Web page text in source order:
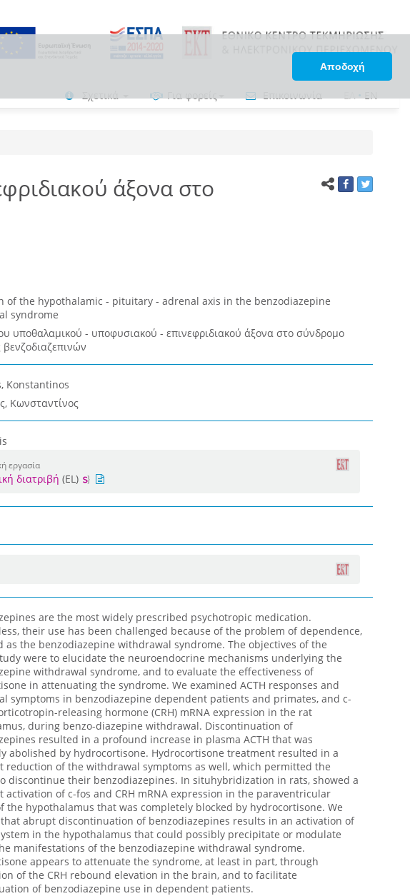
Αποδοχή
Σχετικά Για φορείς Επικοινωνία ΕΛ•EN
άξονα στο
of the hypothalamic - pituitary - adrenal axis in the benzodiazepine
syndrome
υποθαλαμικού - υποφυσιακού - επινεφριδιακού άξονα στο σύνδρομο
Konstantinos
Κωνσταντίνος
εργασία
διατριβή (EL)
are the most widely prescribed psychotropic medication.
their use has been challenged because of the problem of dependence,
as the benzodiazepine withdrawal syndrome. The objectives of the
were to elucidate the neuroendocrine mechanisms underlying the
withdrawal syndrome, and to evaluate the effectiveness of
in attenuating the syndrome. We examined ACTH responses and
symptoms in benzodiazepine dependent patients and primates, and c-
releasing hormone (CRH) mRNA expression in the rat
during benzo-diazepine withdrawal. Discontinuation of
resulted in a profound increase in plasma ACTH that was
abolished by hydrocortisone. Hydrocortisone treatment resulted in a
reduction of the withdrawal symptoms as well, which permitted the
discontinue their benzodiazepines. In situhybridization in rats, showed a
activation of c-fos and CRH mRNA expression in the paraventricular
the hypothalamus that was completely blocked by hydrocortisone. We
abrupt discontinuation of benzodiazepines results in an activation of
in the hypothalamus that could possibly precipitate or modulate
manifestations of the benzodiazepine withdrawal syndrome.
appears to attenuate the syndrome, at least in part, through
of the CRH rebound elevation in the brain, and to facilitate
of benzodiazepine use in dependent patients.